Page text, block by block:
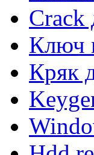
Crack
Ключ
Кряк